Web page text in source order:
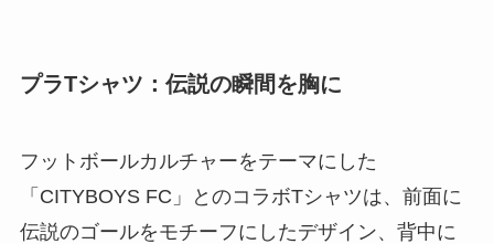
プラTシャツ：伝説の瞬間を胸に
フットボールカルチャーをテーマにした
「CITYBOYS FC」とのコラボTシャツは、前面に
伝説のゴールをモチーフにしたデザイン、背中に